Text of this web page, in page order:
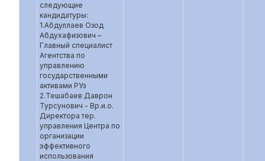
следующие
кандидатуры:
1.Абдуллаев Озод
Абдухафизович –
Главный специалист
Агентства по
управлению
государственными
активами РУз
2.Тешабаев Даврон
Турсунович - Вр.и.о.
Директора тер.
управления Центра по
организации
эффективного
использования